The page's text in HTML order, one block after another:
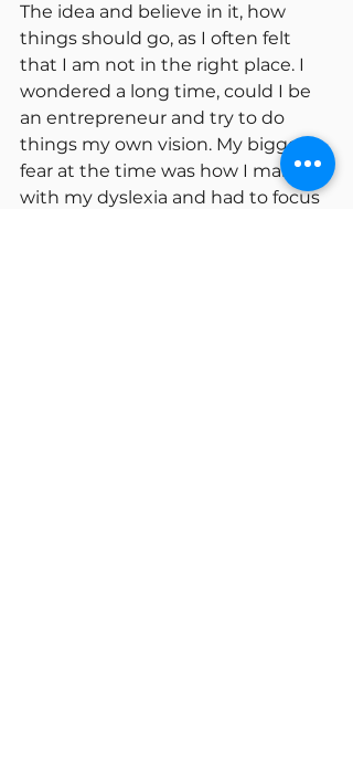
The idea and believe in it, how
things should go, as I often felt
that I am not in the right place. I
wondered a long time, could I be
an entrepreneur and try to do
things my own vision. My biggest
fear at the time was how I manage
with my dyslexia and had to focus